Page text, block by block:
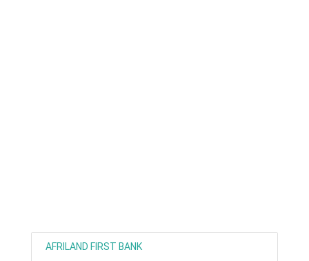
PLUS
AFRILAND FIRST BANK